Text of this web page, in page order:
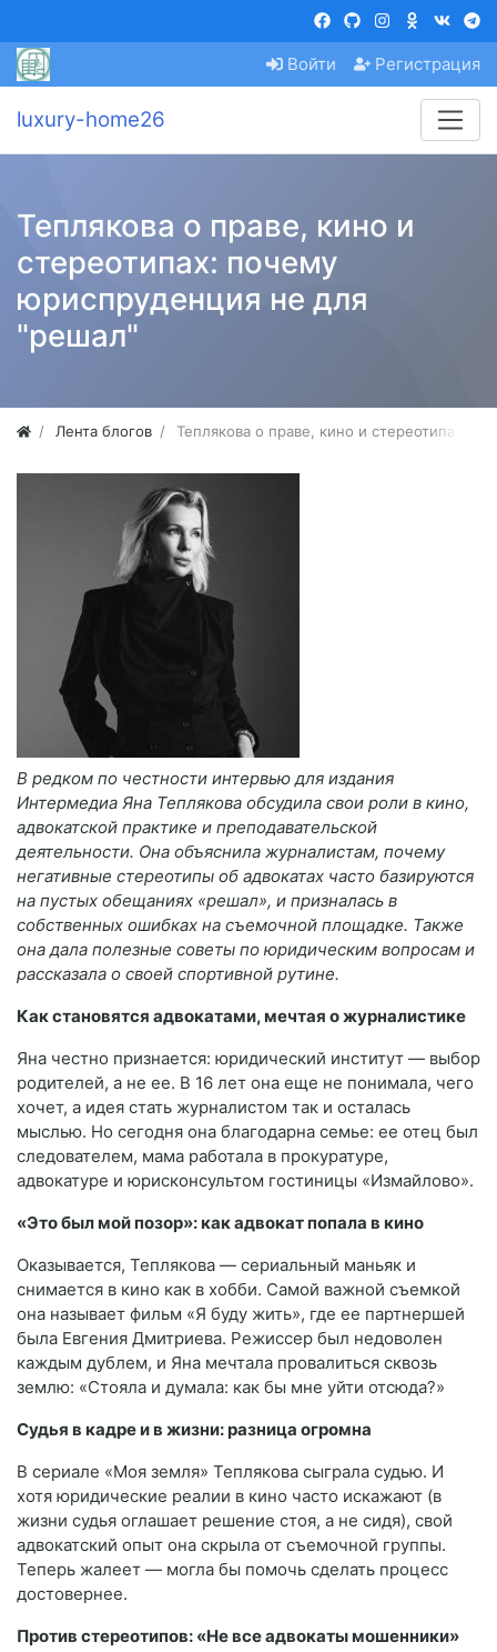
Войти Регистрация
luxury-home26
Теплякова о праве, кино и
стереотипах: почему
юриспруденция не для
"решал"
Лента блогов Теплякова о праве, кино и стереотипах:
В редком по честности интервью для издания
Интермедиа Яна Теплякова обсудила свои роли в кино,
адвокатской практике и преподавательской
деятельности. Она объяснила журналистам, почему
негативные стереотипы об адвокатах часто базируются
на пустых обещаниях «решал», и призналась в
собственных ошибках на съемочной площадке. Также
она дала полезные советы по юридическим вопросам и
рассказала о своей спортивной рутине.
Как становятся адвокатами, мечтая о журналистике
Яна честно признается: юридический институт — выбор
родителей, а не ее. В 16 лет она еще не понимала, чего
хочет, а идея стать журналистом так и осталась
мыслью. Но сегодня она благодарна семье: ее отец был
следователем, мама работала в прокуратуре,
адвокатуре и юрисконсультом гостиницы «Измайлово».
«Это был мой позор»: как адвокат попала в кино
Оказывается, Теплякова — сериальный маньяк и
снимается в кино как в хобби. Самой важной съемкой
она называет фильм «Я буду жить», где ее партнершей
была Евгения Дмитриева. Режиссер был недоволен
каждым дублем, и Яна мечтала провалиться сквозь
землю: «Стояла и думала: как бы мне уйти отсюда?»
Судья в кадре и в жизни: разница огромна
В сериале «Моя земля» Теплякова сыграла судью. И
хотя юридические реалии в кино часто искажают (в
жизни судья оглашает решение стоя, а не сидя), свой
адвокатский опыт она скрыла от съемочной группы.
Теперь жалеет — могла бы помочь сделать процесс
достовернее.
Против стереотипов: «Не все адвокаты мошенники»